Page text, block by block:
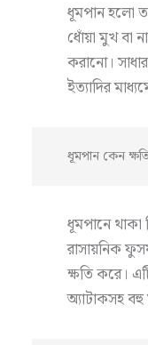
ধূমপান হলো
ধোঁয়া মুখ বা
করানো।
ইত্যাদির
ধূমপান কেন
ধূমপানে থাকা
রাসায়নিক
ক্ষতি করে।
অ্যাটাকসহ